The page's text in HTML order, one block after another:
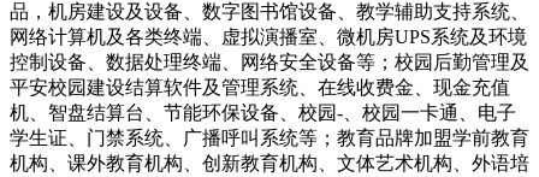
品，机房建设及设备、数字图书馆设备、教学辅助支持系统、
网络计算机及各类终端、虚拟演播室、微机房UPS系统及环境
控制设备、数据处理终端、网络安全设备等；校园后勤管理及
平安校园建设结算软件及管理系统、在线收费金、现金充值
机、智盘结算台、节能环保设备、校园-、校园一卡通、电子
学生证、门禁系统、广播呼叫系统等；教育品牌加盟学前教育
机构、课外教育机构、创新教育机构、文体艺术机构、外语培